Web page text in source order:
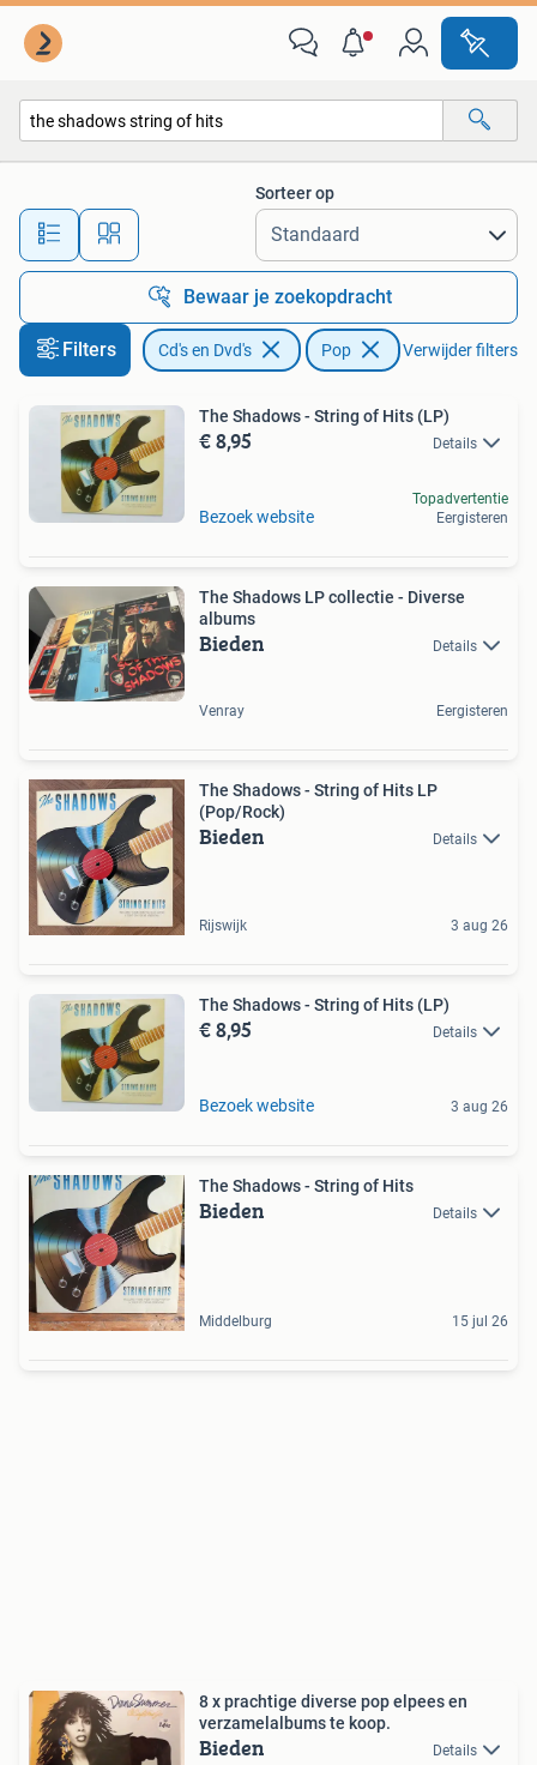
Alle afstanden…
Sorteer op
Bewaar je zoekopdracht
Filters Cd's en Dvd's Pop Verwijder filters
The Shadows - String of Hits (LP)
€ 8,95 Details
Bezoek website
Topadvertentie
Eergisteren
The Shadows LP collectie - Diverse
albums
Bieden Details
Venray Eergisteren
The Shadows - String of Hits LP
(Pop/Rock)
Bieden Details
Rijswijk 3 aug 26
The Shadows - String of Hits (LP)
€ 8,95 Details
Bezoek website 3 aug 26
The Shadows - String of Hits
Bieden Details
Middelburg 15 jul 26
8 x prachtige diverse pop elpees en
verzamelalbums te koop.
Bieden Details